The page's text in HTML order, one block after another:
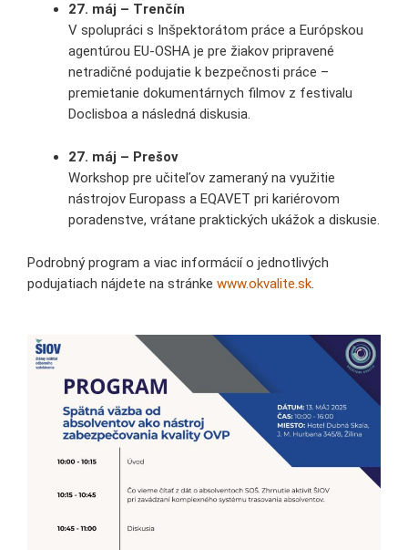
27. máj – Trenčín
V spolupráci s Inšpektorátom práce a Európskou
agentúrou EU-OSHA je pre žiakov pripravené
netradičné podujatie k bezpečnosti práce –
premietanie dokumentárnych filmov z festivalu
Doclisboa a následná diskusia.
27. máj – Prešov
Workshop pre učiteľov zameraný na využitie
nástrojov Europass a EQAVET pri kariérovom
poradenstve, vrátane praktických ukážok a diskusie.
Podrobný program a viac informácií o jednotlivých
podujatiach nájdete na stránke www.okvalite.sk.